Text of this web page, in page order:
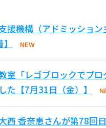
援機構（アドミッション
NEW
室「レゴブロックでプ
た【7月31日（金）】
西 香奈恵さんが第78回